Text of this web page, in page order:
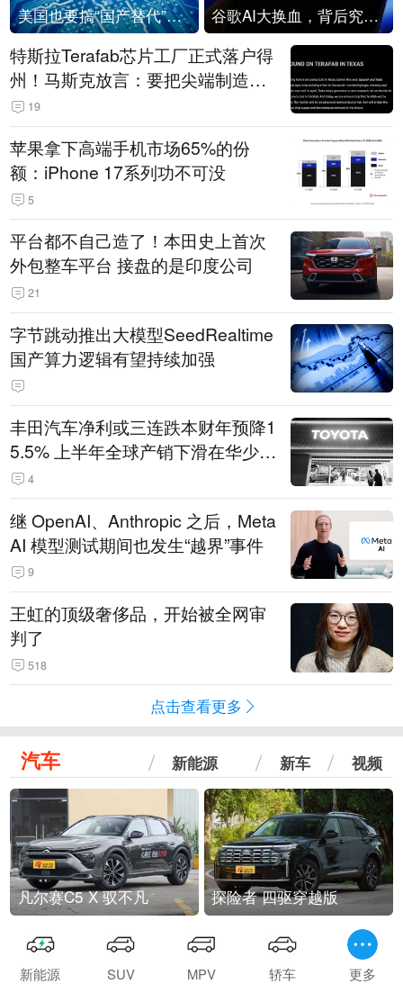
美国也要搞“国产替代”？先算清三笔账 谷歌AI大换血，背后究竟发生了什么？
特斯拉Terafab芯片工厂正式落户得
州！马斯克放言：要把尖端制造带
回美国
19
苹果拿下高端手机市场65%的份
额：iPhone 17系列功不可没
5
平台都不自己造了！本田史上首次
外包整车平台 接盘的是印度公司
21
字节跳动推出大模型SeedRealtime
国产算力逻辑有望持续加强
丰田汽车净利或三连跌本财年预降1
5.5% 上半年全球产销下滑在华少卖
14.3万辆
4
继 OpenAI、Anthropic 之后，Meta
AI 模型测试期间也发生“越界”事件
9
王虹的顶级奢侈品，开始被全网审
判了
518
点击查看更多
汽车 新能源 新车 视频
凡尔赛C5 X 驭不凡 探险者 四驱穿越版
新能源 SUV MPV 轿车 更多